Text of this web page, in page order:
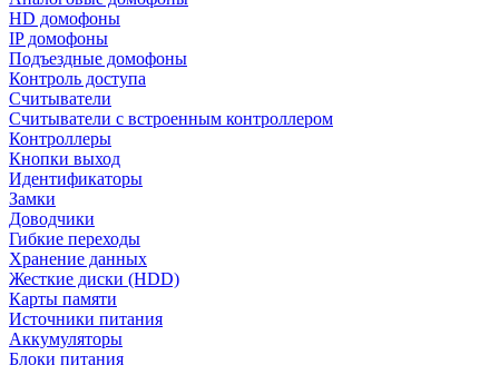
HD домофоны
IP домофоны
Подъездные домофоны
Контроль доступа
Считыватели
Считыватели с встроенным контроллером
Контроллеры
Кнопки выход
Идентификаторы
Замки
Доводчики
Гибкие переходы
Хранение данных
Жесткие диски (HDD)
Карты памяти
Источники питания
Аккумуляторы
Блоки питания